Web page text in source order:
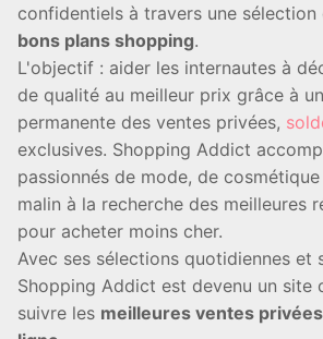
confidentiels à travers une
bons plans shopping.
L'objectif : aider les internautes à
de qualité au meilleur prix grâce à
permanente des ventes privées,
exclusives. Shopping Addict
passionnés de mode, de
malin à la recherche des meilleures
pour acheter moins cher.
Avec ses sélections quotidiennes et
Shopping Addict est devenu un site
suivre les meilleures ventes